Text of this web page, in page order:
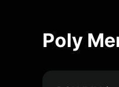
Poly